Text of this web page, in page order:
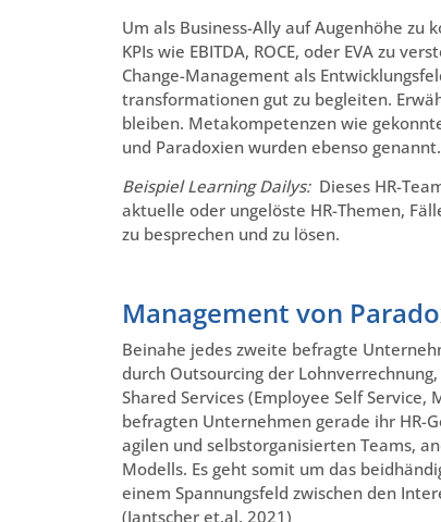
Um als Business-Ally auf Augenhöhe zu
KPIs wie EBITDA, ROCE, oder EVA zu
Change-Management als
transformationen gut zu begleiten.
bleiben. Metakompetenzen wie
und Paradoxien wurden ebenso genannt.
Beispiel Learning Dailys: Dieses HR-
aktuelle oder ungelöste HR-Themen,
zu besprechen und zu lösen.
Management von
Beinahe jedes zweite befragte
durch Outsourcing der
Shared Services (Employee Self
befragten Unternehmen gerade ihr HR-
agilen und selbstorganisierten Teams,
Modells. Es geht somit um das
einem Spannungsfeld zwischen den
(Jantscher et.al. 2021)